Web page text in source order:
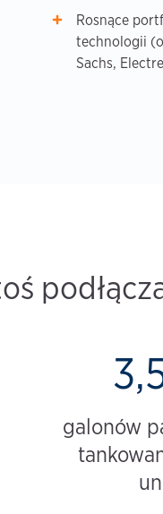
Rosnące
technologii
Sachs,
galonów